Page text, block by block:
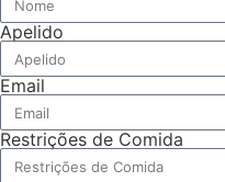
Apelido
Email
Restrições de Comida